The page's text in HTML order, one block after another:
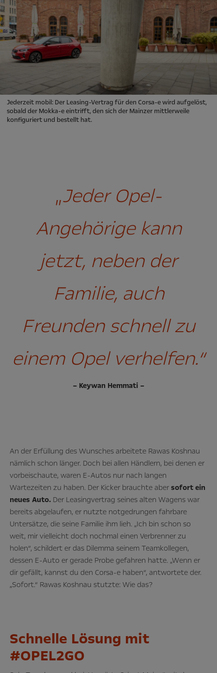
Jederzeit mobil: Der Leasing-Vertrag für den Corsa-e wird aufgelöst,
sobald der Mokka-e eintrifft, den sich der Mainzer mittlerweile
konfiguriert und bestellt hat.
„Jeder Opel-
Angehörige kann
jetzt, neben der
Familie, auch
Freunden schnell zu
einem Opel verhelfen.“
– Keywan Hemmati –
An der Erfüllung des Wunsches arbeitete Rawas Koshnau
nämlich schon länger. Doch bei allen Händlern, bei denen er
vorbeischaute, waren E-Autos nur nach langen
Wartezeiten zu haben. Der Kicker brauchte aber sofort ein
neues Auto. Der Leasingvertrag seines alten Wagens war
bereits abgelaufen, er nutzte notgedrungen fahrbare
Untersätze, die seine Familie ihm lieh. „Ich bin schon so
weit, mir vielleicht doch nochmal einen Verbrenner zu
holen“, schildert er das Dilemma seinem Teamkollegen,
dessen E-Auto er gerade Probe gefahren hatte. „Wenn er
dir gefällt, kannst du den Corsa-e haben“, antwortete der.
„Sofort.“ Rawas Koshnau stutzte: Wie das?
Schnelle Lösung mit
#OPEL2GO